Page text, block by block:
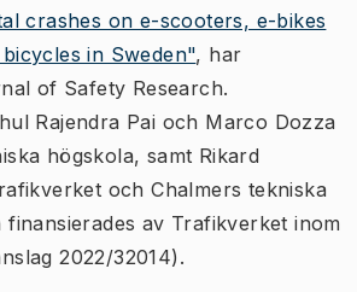
crashes on e-scooters, e-bikes
in Sweden", har
of Safety Research.
Rajendra Pai och Marco Dozza
högskola, samt Rikard
och Chalmers tekniska
finansierades av Trafikverket inom
2022/32014).